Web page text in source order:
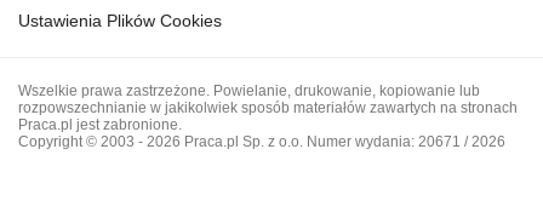
Ustawienia Plików Cookies
Wszelkie prawa zastrzeżone. Powielanie, drukowanie, kopiowanie lub
rozpowszechnianie w jakikolwiek sposób materiałów zawartych na stronach
Praca.pl jest zabronione.
Copyright © 2003 - 2026 Praca.pl Sp. z o.o. Numer wydania: 20671 / 2026